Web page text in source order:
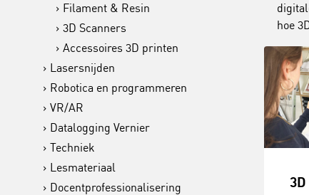
Filament & Resin
3D Scanners
Accessoires 3D printen
Lasersnijden
Robotica en programmeren
VR/AR
Datalogging Vernier
Techniek
Lesmateriaal
Docentprofessionalisering
hoe